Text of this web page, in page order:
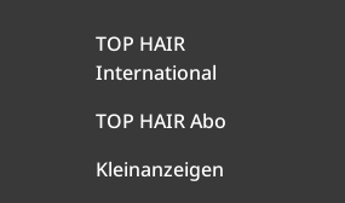
TOP HAIR
International
TOP HAIR Abo
Kleinanzeigen